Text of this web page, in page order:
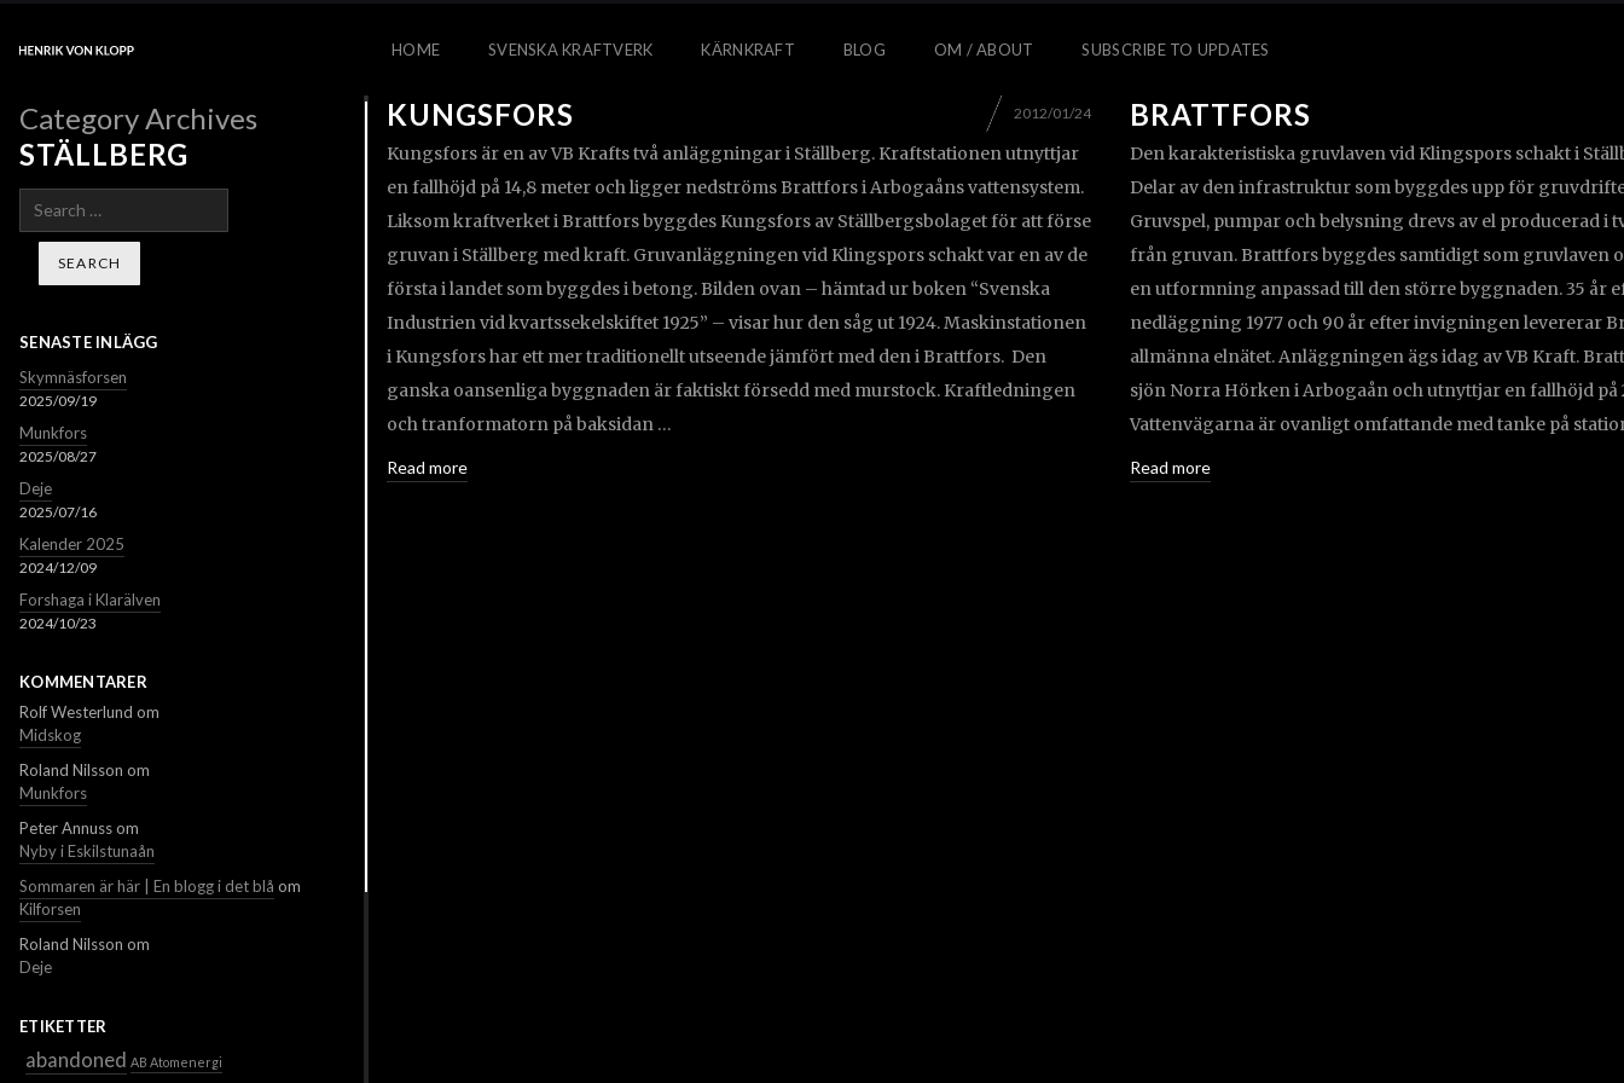
HOME SVENSKA KRAFTVERK KÄRNKRAFT BLOG OM / ABOUT SUBSCRIBE TO UPDATES
KUNGSFORS 2012/01/24
Kungsfors är en av VB Krafts två anläggningar i Ställberg. Kraftstationen utnyttjar
en fallhöjd på 14,8 meter och ligger nedströms Brattfors i Arbogaåns vattensystem.
Liksom kraftverket i Brattfors byggdes Kungsfors av Ställbergsbolaget för att förse
gruvan i Ställberg med kraft. Gruvanläggningen vid Klingspors schakt var en av de
första i landet som byggdes i betong. Bilden ovan – hämtad ur boken “Svenska
Industrien vid kvartssekelskiftet 1925” – visar hur den såg ut 1924. Maskinstationen
i Kungsfors har ett mer traditionellt utseende jämfört med den i Brattfors. Den
ganska oansenliga byggnaden är faktiskt försedd med murstock. Kraftledningen
och tranformatorn på baksidan …
Read more
BRATTFORS
Den karakteristiska gruvlaven vid Klingspors schakt i
Delar av den infrastruktur som byggdes upp för
Gruvspel, pumpar och belysning drevs av el producerad i
från gruvan. Brattfors byggdes samtidigt som gruvlaven
en utformning anpassad till den större byggnaden. 35 år
nedläggning 1977 och 90 år efter invigningen levererar
allmänna elnätet. Anläggningen ägs idag av VB Kraft.
sjön Norra Hörken i Arbogaån och utnyttjar en fallhöjd på
Vattenvägarna är ovanligt omfattande med tanke på
Read more
Category Archives
STÄLLBERG
Search
SENASTE INLÄGG
Skymnäsforsen
2025/09/19
Munkfors
2025/08/27
Deje
2025/07/16
Kalender 2025
2024/12/09
Forshaga i Klarälven
2024/10/23
KOMMENTARER
Rolf Westerlund om
Midskog
Roland Nilsson om
Munkfors
Peter Annussom
Nyby i Eskilstunaån
Sommaren är här | En blogg i det blå om
Kilforsen
Roland Nilsson om
Deje
ETIKETTER
abandoned AB Atomenergi